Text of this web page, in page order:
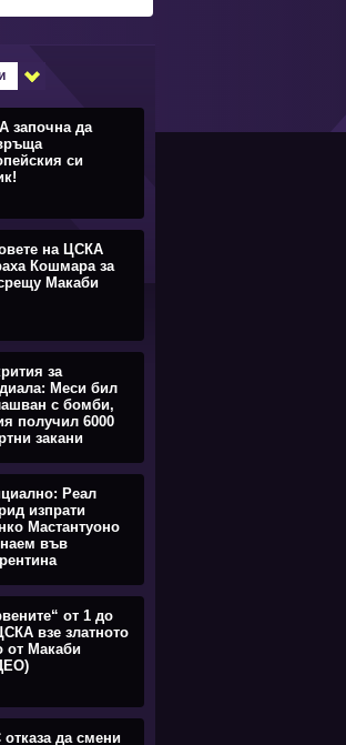
започна да
си
на ЦСКА
Кошмара за
Макаби
за
Меси бил
с бомби,
получил 6000
закани
Реал
изпрати
Мастантуоно
във
от 1 до
взе златното
от Макаби
да смени